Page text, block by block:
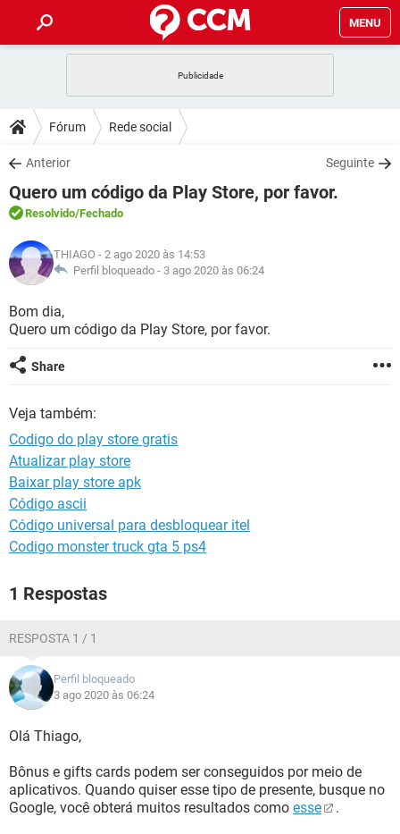
MENU
CELULAR
OUTLOOK
INSTAGRAM GMAIL
GUIA DE COMPRAS
DICAS
JOGOS
OUTLOOK
INSTAGRAM
GUIA DE COMPRAS
DOWNLOADS
JOGOS WHATSAPP
CELULAR
OUTLOOK
INSTAGRAM
GUIA DE COMPRAS
FÓRUM
JOGOS
CELULAR FACEBOOK
INSTAGRAM GMAIL
GUIA DE COMPRAS
GLOSSÁRIO
JOGOS
CELULAR
INSTAGRAM
GUIA DE COMPRAS
Fórum Rede social
Anterior Seguinte
Quero um código da Play Store, por favor.
Resolvido/Fechado
THIAGO - 2 ago 2020 às 14:53
Perfil bloqueado - 3 ago 2020 às 06:24
Bom dia,
Quero um código da Play Store, por favor.
Share
Veja também:
Codigo do play store gratis
Atualizar play store
Baixar play store apk
Código ascii
Código universal para desbloquear itel
Codigo monster truck gta 5 ps4
1 Respostas
RESPOSTA 1 / 1
Perfil bloqueado
3 ago 2020 às 06:24
Olá Thiago,
Bônus e gifts cards podem ser conseguidos por meio de
aplicativos. Quando quiser esse tipo de presente, busque no
Google, você obterá muitos resultados como esse .